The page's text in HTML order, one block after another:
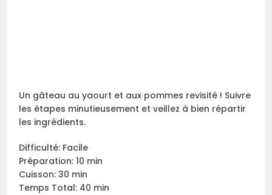
Un gâteau au yaourt et aux pommes revisité ! Suivre
les étapes minutieusement et veillez à bien répartir
les ingrédients.
Difficulté: Facile
Préparation: 10 min
Cuisson: 30 min
Temps Total: 40 min